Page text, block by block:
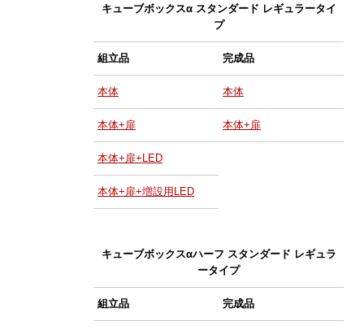
キューブボックスα スタンダード レギュラータイ
プ
組立品 完成品
本体 本体
本体+扉 本体+扉
本体+扉+LED
本体+扉+増設用LED
キューブボックスαハーフ スタンダード レギュラ
ータイプ
組立品 完成品